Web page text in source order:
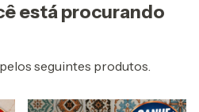
está procurando
seguintes produtos.